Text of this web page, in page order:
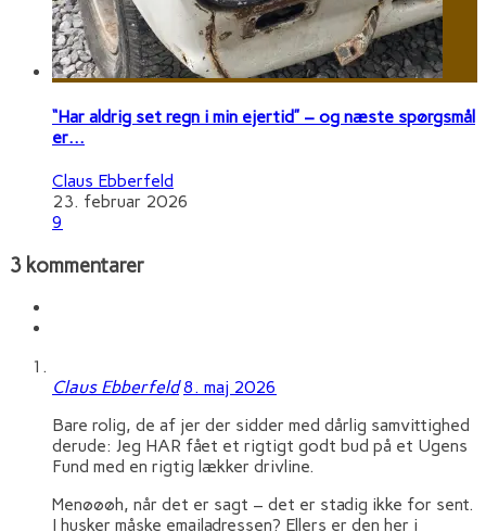
“Har aldrig set regn i min ejertid” – og næste spørgsmål
er…
Claus Ebberfeld
23. februar 2026
9
3 kommentarer
Claus Ebberfeld 8. maj 2026
Bare rolig, de af jer der sidder med dårlig samvittighed
derude: Jeg HAR fået et rigtigt godt bud på et Ugens
Fund med en rigtig lækker drivline.
Menøøøh, når det er sagt – det er stadig ikke for sent.
I husker måske emailadressen? Ellers er den her i